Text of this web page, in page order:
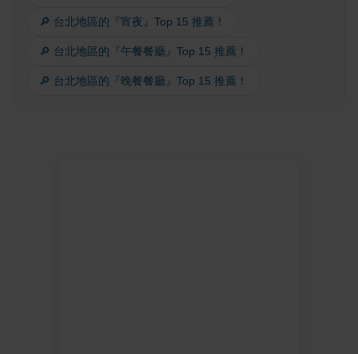
🔎 台北地區的『宵夜』Top 15 推薦！
🔎 台北地區的『午餐餐廳』Top 15 推薦！
🔎 台北地區的『晚餐餐廳』Top 15 推薦！